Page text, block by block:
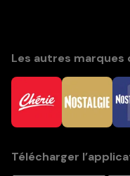
Les autres marques
Télécharger